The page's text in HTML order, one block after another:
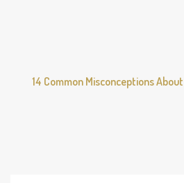
14 Common Misconceptions